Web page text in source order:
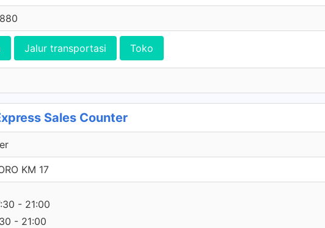
Jalur transportasi Toko
Sales Counter
KM 17
- 21:00
- 21:00